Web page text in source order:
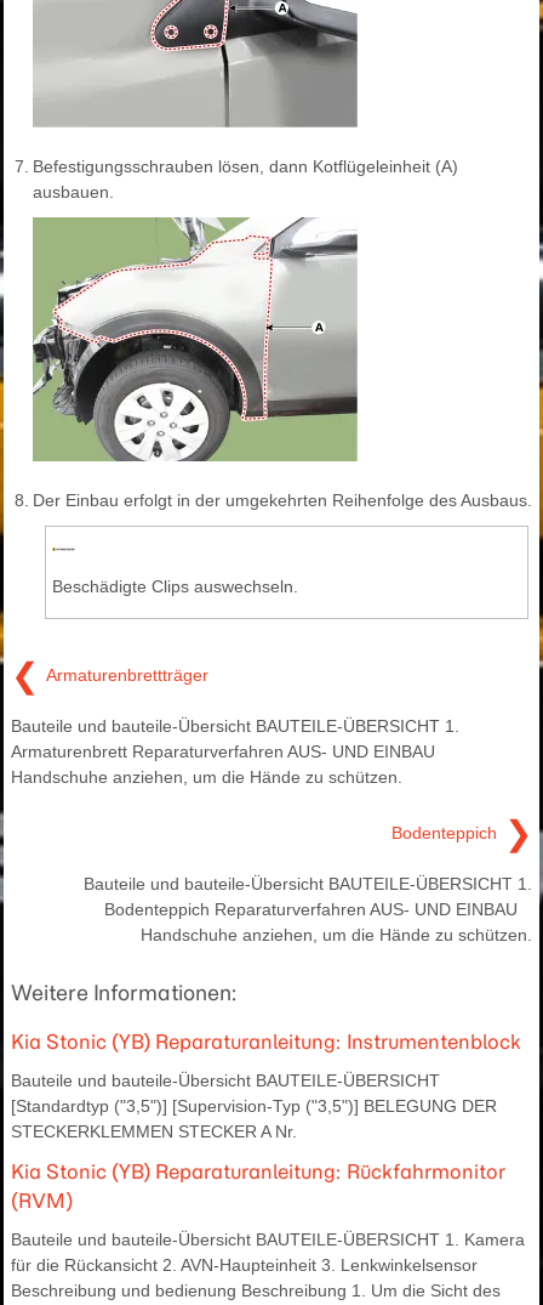
7. Befestigungsschrauben lösen, dann Kotflügeleinheit (A)
ausbauen.
8. Der Einbau erfolgt in der umgekehrten Reihenfolge des Ausbaus.
Beschädigte Clips auswechseln.
❮ Armaturenbrettträger
Bauteile und bauteile-Übersicht BAUTEILE-ÜBERSICHT 1.
Armaturenbrett Reparaturverfahren AUS- UND EINBAU
Handschuhe anziehen, um die Hände zu schützen.
Bodenteppich ❯
Bauteile und bauteile-Übersicht BAUTEILE-ÜBERSICHT 1.
Bodenteppich Reparaturverfahren AUS- UND EINBAU
Handschuhe anziehen, um die Hände zu schützen.
Weitere Informationen:
Kia Stonic (YB) Reparaturanleitung: Instrumentenblock
Bauteile und bauteile-Übersicht BAUTEILE-ÜBERSICHT
[Standardtyp ("3,5")] [Supervision-Typ ("3,5")] BELEGUNG DER
STECKERKLEMMEN STECKER A Nr.
Kia Stonic (YB) Reparaturanleitung: Rückfahrmonitor
(RVM)
Bauteile und bauteile-Übersicht BAUTEILE-ÜBERSICHT 1. Kamera
für die Rückansicht 2. AVN-Haupteinheit 3. Lenkwinkelsensor
Beschreibung und bedienung Beschreibung 1. Um die Sicht des